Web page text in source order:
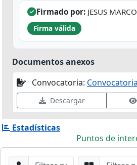
Firmado por: JESUS
Firma válida
Documentos anexos
Convocatoria: Convocatoria
Descargar
Estadísticas
Puntos de